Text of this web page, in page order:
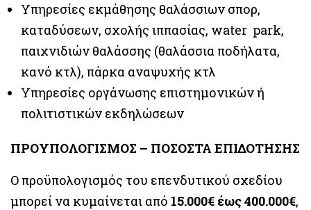
Υπηρεσίες εκμάθησης θαλάσσιων σπορ,
καταδύσεων, σχολής ιππασίας, water park,
παιχνιδιών θαλάσσης (θαλάσσια ποδήλατα,
κανό κτλ), πάρκα αναψυχής κτλ
Υπηρεσίες οργάνωσης επιστημονικών ή
πολιτιστικών εκδηλώσεων
ΠΡΟΥΠΟΛΟΓΙΣΜΟΣ – ΠΟΣΟΣΤΑ ΕΠΙΔΟΤΗΣΗΣ
Ο προϋπολογισμός του επενδυτικού σχεδίου
μπορεί να κυμαίνεται από 15.000€ έως 400.000€,